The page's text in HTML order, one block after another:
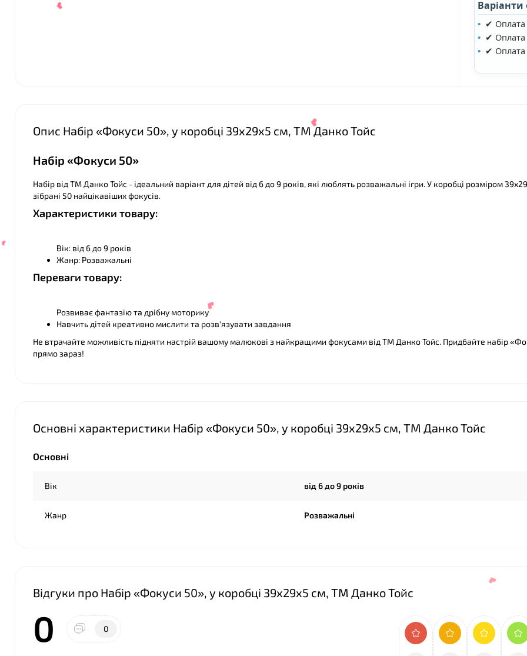
✔ Оплата
✔ Оплата
✔ Оплата
Опис Набір «Фокуси 50», у коробці 39х29х5 см, ТМ Данко Тойс
Набір «Фокуси 50»
Набір від ТМ Данко Тойс - ідеальний варіант для дітей від 6 до 9 років, які люблять розважальні ігри. У коробці розміром
зібрані 50 найцікавіших фокусів.
Характеристики товару:
Вік: від 6 до 9 років
Жанр: Розважальні
Переваги товару:
Розвиває фантазію та дрібну моторику
Навчить дітей креативно мислити та розв'язувати завдання
Не втрачайте можливість підняти настрій вашому малюкові з найкращими фокусами від ТМ Данко Тойс. Придбайте набір
прямо зараз!
Основні характеристики Набір «Фокуси 50», у коробці 39х29х5 см, ТМ Данко Тойс
Основні
Вік від 6 до 9 років
Жанр Розважальні
Відгуки про Набір «Фокуси 50», у коробці 39х29х5 см, ТМ Данко Тойс
0 0